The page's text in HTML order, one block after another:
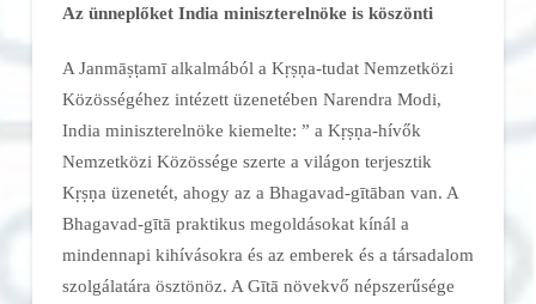
Az ünneplőket India miniszterelnöke is köszönti
A Janmāṣṭamī alkalmából a Kṛṣṇa-tudat Nemzetközi
Közösségéhez intézett üzenetében Narendra Modi,
India miniszterelnöke kiemelte: ” a Kṛṣṇa-hívők
Nemzetközi Közössége szerte a világon terjesztik
Kṛṣṇa üzenetét, ahogy az a Bhagavad-gītāban van. A
Bhagavad-gītā praktikus megoldásokat kínál a
mindennapi kihívásokra és az emberek és a társadalom
szolgálatára ösztönöz. A Gītā növekvő népszerűsége